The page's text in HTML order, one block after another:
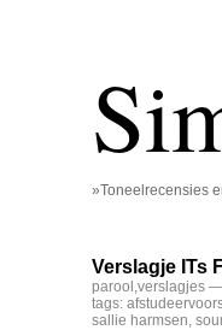
»Toneelrecensies
Verslagje ITs
parool ,verslagjes —
tags:
sallie harmsen,